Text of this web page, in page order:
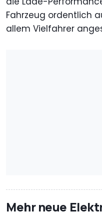
Fahrzeug ordentlich
allem Vielfahrer
Mehr neue